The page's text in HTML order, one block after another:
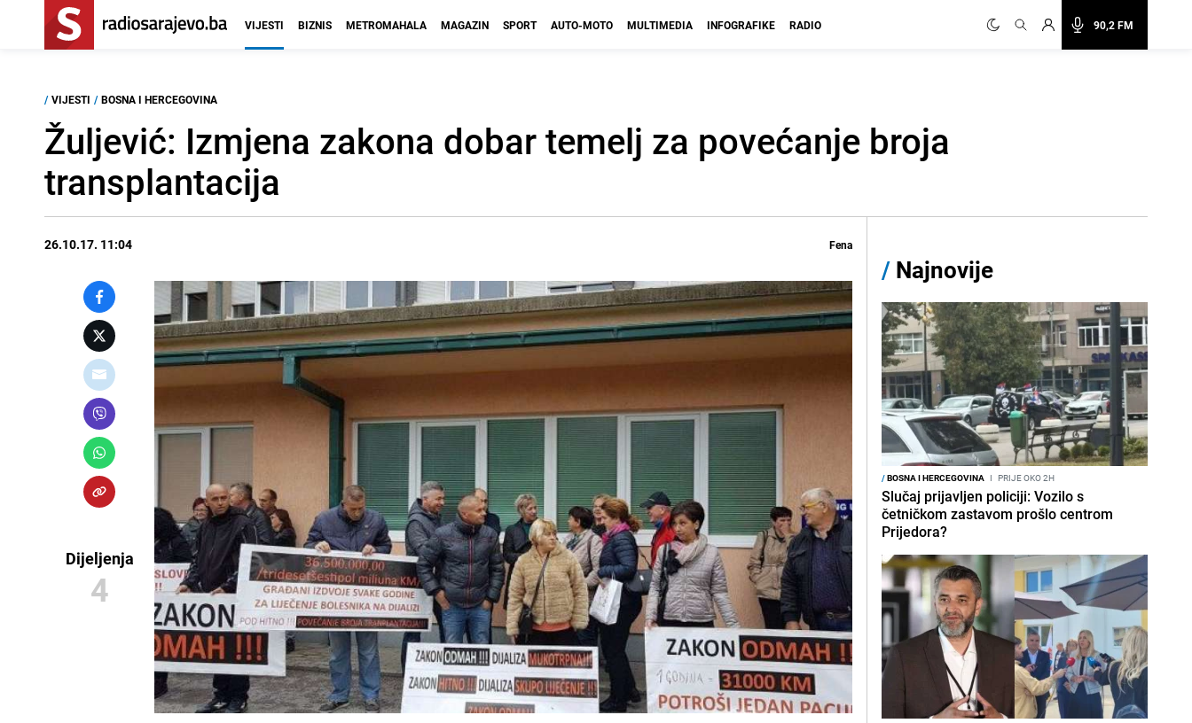
90,2 FM
VIJESTI BIZNIS METROMAHALA MAGAZIN SPORT AUTO-MOTO MULTIMEDIA INFOGRAFIKE RADIO
/ VIJESTI / BOSNA I HERCEGOVINA
Žuljević: Izmjena zakona dobar temelj za povećanje broja
transplantacija
26.10.17. 11:04 Fena
Dijeljenja
4
/ Najnovije
/BOSNA I HERCEGOVINA I PRIJE OKO 2H
Slučaj prijavljen policiji: Vozilo s
četničkom zastavom prošlo centrom
Prijedora?